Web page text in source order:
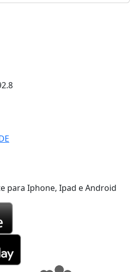
para Iphone, Ipad e Android